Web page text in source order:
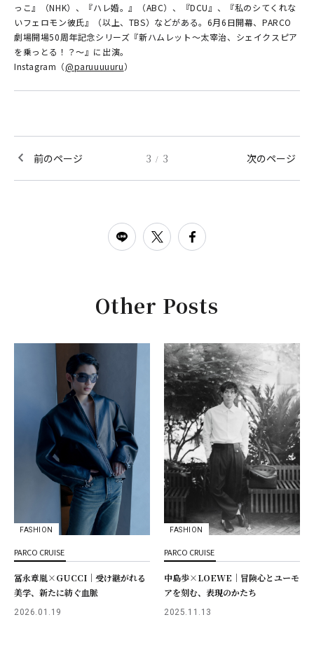
っこ』（NHK）、『ハレ婚。』（ABC）、『DCU』、『私のシてくれな
いフェロモン彼氏』（以上、TBS）などがある。6月6日開幕、PARCO
劇場開場50周年記念シリーズ『新ハムレット～太宰治、シェイクスピア
を乗っとる！？～』に出演。
Instagram（@paruuuuuru）
前のページ 3 / 3 次のページ
Other Posts
FASHION
PARCO CRUISE
冨永章胤×GUCCI｜受け継がれる
美学、新たに紡ぐ血脈
2026.01.19
FASHION
PARCO CRUISE
中島歩×LOEWE｜冒険心とユーモ
アを刻む、表現のかたち
2025.11.13